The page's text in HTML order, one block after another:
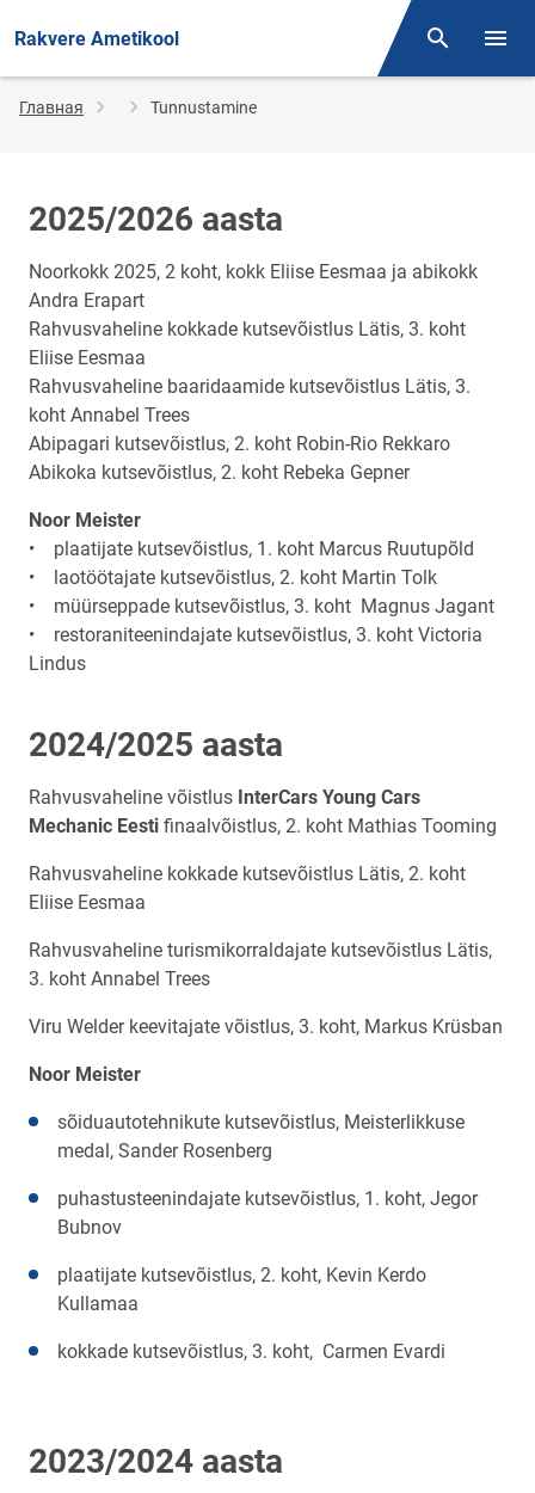
Rakvere Ametikool Поиск
Строка
Главная Tunnustamine
2025/2026 aasta
Noorkokk 2025, 2 koht, kokk Eliise Eesmaa ja abikokk
Andra Erapart
Rahvusvaheline kokkade kutsevõistlus Lätis, 3. koht
Eliise Eesmaa
Rahvusvaheline baaridaamide kutsevõistlus Lätis, 3.
koht Annabel Trees
Abipagari kutsevõistlus, 2. koht Robin-Rio Rekkaro
Abikoka kutsevõistlus, 2. koht Rebeka Gepner
Noor Meister
• plaatijate kutsevõistlus, 1. koht Marcus Ruutupõld
• laotöötajate kutsevõistlus, 2. koht Martin Tolk
• müürseppade kutsevõistlus, 3. koht Magnus Jagant
• restoraniteenindajate kutsevõistlus, 3. koht Victoria
Lindus
2024/2025 aasta
Rahvusvaheline võistlus InterCars Young Cars
Mechanic Eesti finaalvõistlus, 2. koht Mathias Tooming
Rahvusvaheline kokkade kutsevõistlus Lätis, 2. koht
Eliise Eesmaa
Rahvusvaheline turismikorraldajate kutsevõistlus Lätis,
3. koht Annabel Trees
Viru Welder keevitajate võistlus, 3. koht, Markus Krüsban
Noor Meister
sõiduautotehnikute kutsevõistlus, Meisterlikkuse
medal, Sander Rosenberg
puhastusteenindajate kutsevõistlus, 1. koht, Jegor
Bubnov
plaatijate kutsevõistlus, 2. koht, Kevin Kerdo
Kullamaa
kokkade kutsevõistlus, 3. koht, Carmen Evardi
2023/2024 aasta